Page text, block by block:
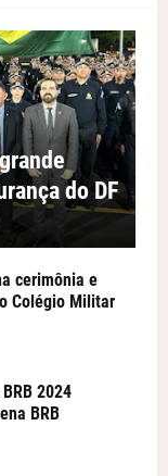
do DF
cerimônia e
Colégio Militar
2024
BRB